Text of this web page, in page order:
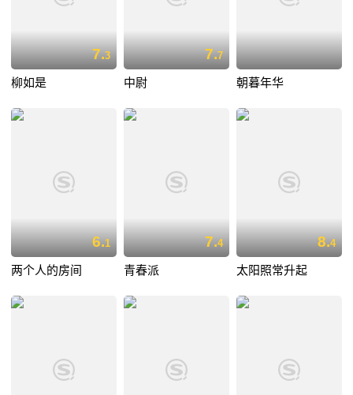
7.3
柳如是
7.7
中尉 朝暮年华
6.1
两个人的房间
7.4
青春派
8.4
太阳照常升起